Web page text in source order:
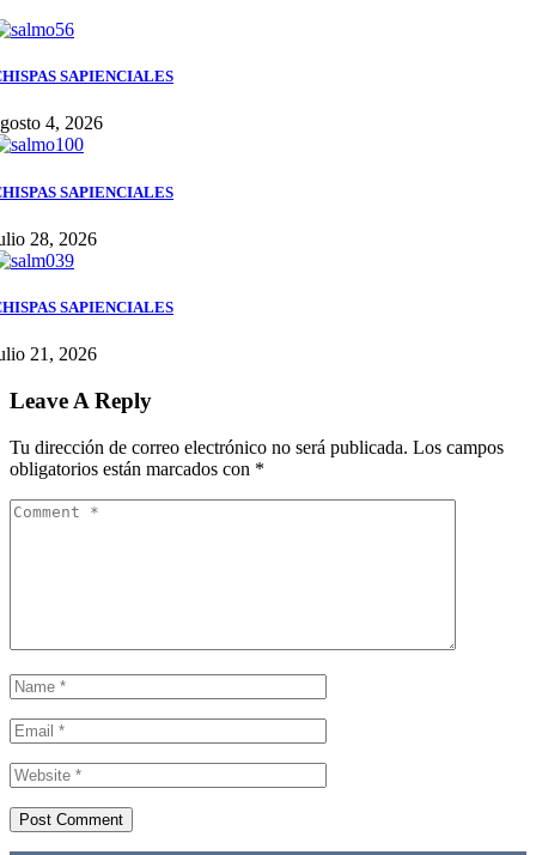
SAPIENCIALES
4, 2026
SAPIENCIALES
28, 2026
SAPIENCIALES
21, 2026
Leave A Reply
Tu dirección de correo electrónico no será publicada. Los campos
obligatorios están marcados con *